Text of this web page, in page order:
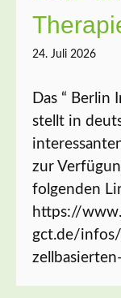
24. Juli 2026
Das “ Berlin
stellt in
zur
folgenden
https://
gct.de/